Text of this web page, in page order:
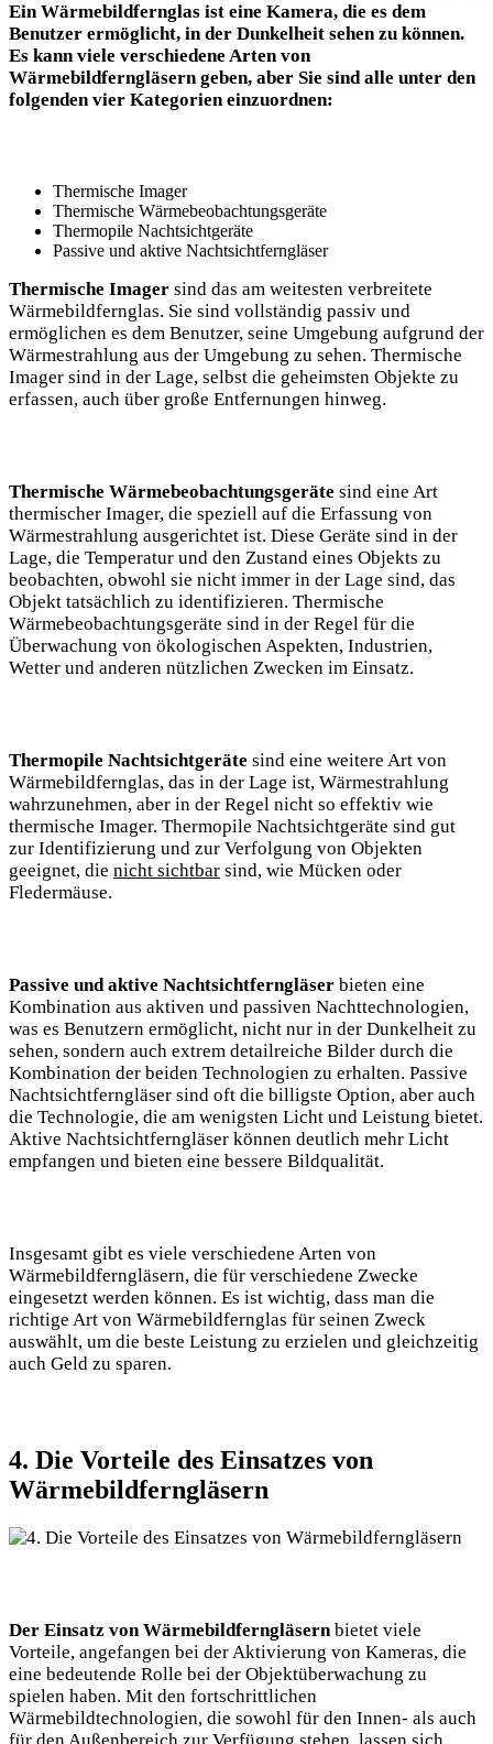
Ein Wärmebildfernglas ist eine Kamera, die es dem
Benutzer ermöglicht, in der Dunkelheit sehen zu können.
Es kann viele verschiedene Arten von
Wärmebildferngläsern geben, aber Sie sind alle unter den
folgenden vier Kategorien einzuordnen:
Thermische Imager
Thermische Wärmebeobachtungsgeräte
Thermopile Nachtsichtgeräte
Passive und aktive Nachtsichtferngläser
Thermische Imager sind das am weitesten verbreitete
Wärmebildfernglas. Sie sind vollständig passiv und
ermöglichen es dem Benutzer, seine Umgebung aufgrund der
Wärmestrahlung aus der Umgebung zu sehen. Thermische
Imager sind in der Lage, selbst die geheimsten Objekte zu
erfassen, auch über große Entfernungen hinweg.
Thermische Wärmebeobachtungsgeräte sind eine Art
thermischer Imager, die speziell auf die Erfassung von
Wärmestrahlung ausgerichtet ist. Diese Geräte sind in der
Lage, die Temperatur und den Zustand eines Objekts zu
beobachten, obwohl sie nicht immer in der Lage sind, das
Objekt tatsächlich zu identifizieren. Thermische
Wärmebeobachtungsgeräte sind in der Regel für die
Überwachung von ökologischen Aspekten, Industrien,
Wetter und anderen nützlichen Zwecken im Einsatz.
Thermopile Nachtsichtgeräte sind eine weitere Art von
Wärmebildfernglas, das in der Lage ist, Wärmestrahlung
wahrzunehmen, aber in der Regel nicht so effektiv wie
thermische Imager. Thermopile Nachtsichtgeräte sind gut
zur Identifizierung und zur Verfolgung von Objekten
geeignet, die nicht sichtbar sind, wie Mücken oder
Fledermäuse.
Passive und aktive Nachtsichtferngläser bieten eine
Kombination aus aktiven und passiven Nachttechnologien,
was es Benutzern ermöglicht, nicht nur in der Dunkelheit zu
sehen, sondern auch extrem detailreiche Bilder durch die
Kombination der beiden Technologien zu erhalten. Passive
Nachtsichtferngläser sind oft die billigste Option, aber auch
die Technologie, die am wenigsten Licht und Leistung bietet.
Aktive Nachtsichtferngläser können deutlich mehr Licht
empfangen und bieten eine bessere Bildqualität.
Insgesamt gibt es viele verschiedene Arten von
Wärmebildferngläsern, die für verschiedene Zwecke
eingesetzt werden können. Es ist wichtig, dass man die
richtige Art von Wärmebildfernglas für seinen Zweck
auswählt, um die beste Leistung zu erzielen und gleichzeitig
auch Geld zu sparen.
4. Die Vorteile des Einsatzes von
Wärmebildferngläsern
Der Einsatz von Wärmebildferngläsernbietet viele
Vorteile, angefangen bei der Aktivierung von Kameras, die
eine bedeutende Rolle bei der Objektüberwachung zu
spielen haben. Mit den fortschrittlichen
Wärmebildtechnologien, die sowohl für den Innen- als auch